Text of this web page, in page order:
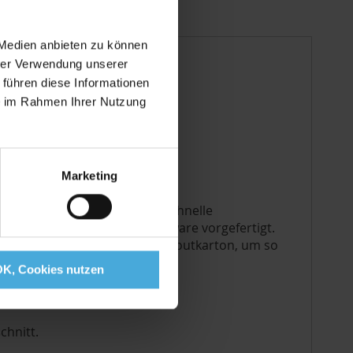
anbieten zu können
Verwendung unserer
diese Informationen
Rahmen Ihrer Nutzung
Marketing
Cookies nutzen
starkem
zur Auswahl,
Werte-Verhältnis und schnelle
Stückzahlen als Lagerware vorgefertigt.
Je stärker der Passepartoutkarton, um so